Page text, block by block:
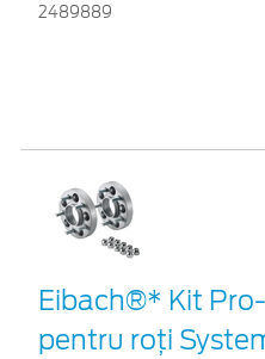
2489889
Eibach®* Kit
pentru roți